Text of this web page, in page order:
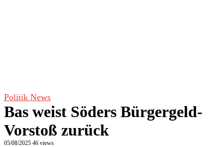
Politik News
Bas weist Söders Bürgergeld-
Vorstoß zurück
05/08/2025 46 views